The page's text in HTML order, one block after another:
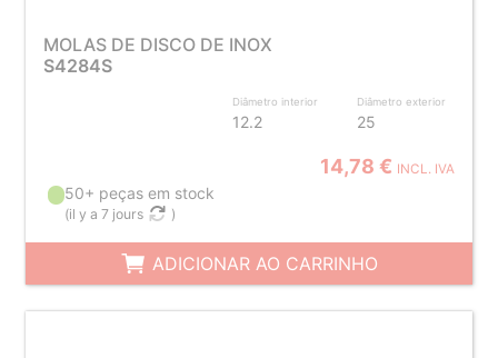
MOLAS DE DISCO DE INOX
S4284S
Diâmetro interior
12.2
Diâmetro exterior
25
14,78 € INCL. IVA
50+ peças em stock
(il y a 7 jours )
ADICIONAR AO CARRINHO